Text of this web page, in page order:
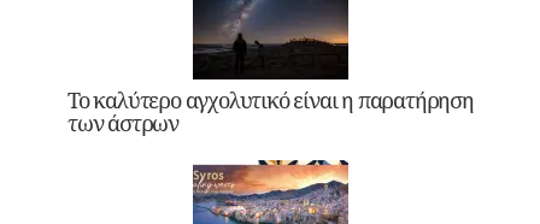
Το καλύτερο αγχολυτικό είναι η παρατήρηση
των άστρων